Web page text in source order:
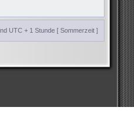
UTC + 1 Stunde [ Sommerzeit ]